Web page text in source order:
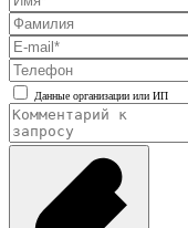
Данные организации или ИП